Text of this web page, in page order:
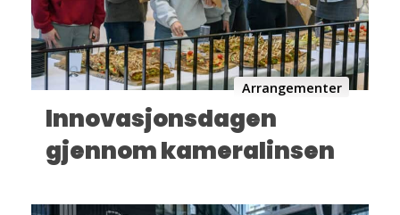
Arrangementer
Innovasjonsdagen
gjennom kameralinsen